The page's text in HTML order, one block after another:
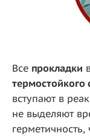
Все прокладки
термостойкого
вступают в
не выделяют
герметичность,